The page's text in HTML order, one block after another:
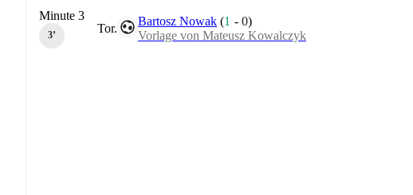
Tor.
Bartosz Nowak (1 -0)
Vorlage von Mateusz Kowalczyk
Minute 3
3‎’‎